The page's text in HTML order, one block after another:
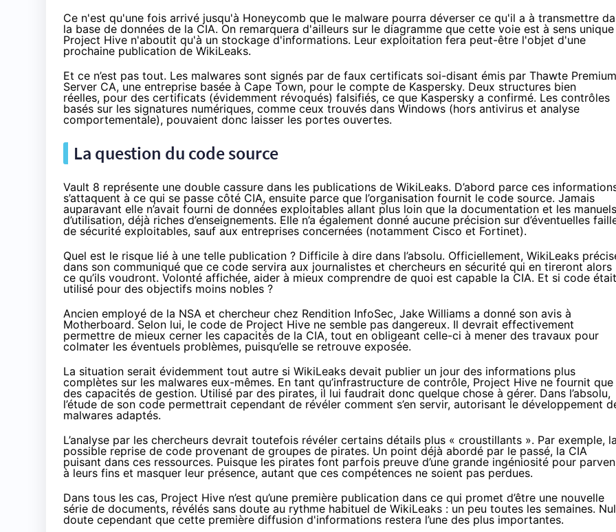
Ce n'est qu'une fois arrivé jusqu'à Honeycomb que le malware pourra déverser ce qu'il a à transmettre
la base de données de la CIA. On remarquera d'ailleurs sur le diagramme que cette voie est à sens unique
Project Hive n'aboutit qu'à un stockage d'informations. Leur exploitation fera peut-être l'objet d'une
prochaine publication de WikiLeaks.
Et ce n’est pas tout. Les malwares sont signés par de faux certificats soi-disant émis par Thawte Premium
Server CA, une entreprise basée à Cape Town, pour le compte de Kaspersky. Deux structures bien
réelles, pour des certificats (évidemment révoqués) falsifiés, ce que Kaspersky a confirmé. Les contrôles
basés sur les signatures numériques, comme ceux trouvés dans Windows (hors antivirus et analyse
comportementale), pouvaient donc laisser les portes ouvertes.
La question du code source
Vault 8 représente une double cassure dans les publications de WikiLeaks. D’abord parce ces
s’attaquent à ce qui se passe côté CIA, ensuite parce que l’organisation fournit le code source. Jamais
auparavant elle n’avait fourni de données exploitables allant plus loin que la documentation et les manuels
d’utilisation, déjà riches d’enseignements. Elle n’a également donné aucune précision sur d’éventuelles
de sécurité exploitables, sauf aux entreprises concernées (notamment Cisco et Fortinet).
Quel est le risque lié à une telle publication ? Difficile à dire dans l’absolu. Officiellement, WikiLeaks
dans son communiqué que ce code servira aux journalistes et chercheurs en sécurité qui en tireront alors
ce qu’ils voudront. Volonté affichée, aider à mieux comprendre de quoi est capable la CIA. Et si code était
utilisé pour des objectifs moins nobles ?
Ancien employé de la NSA et chercheur chez Rendition InfoSec, Jake Williams a donné son avis à
Motherboard. Selon lui, le code de Project Hive ne semble pas dangereux. Il devrait effectivement
permettre de mieux cerner les capacités de la CIA, tout en obligeant celle-ci à mener des travaux pour
colmater les éventuels problèmes, puisqu’elle se retrouve exposée.
La situation serait évidemment tout autre si WikiLeaks devait publier un jour des informations plus
complètes sur les malwares eux-mêmes. En tant qu’infrastructure de contrôle, Project Hive ne fournit que
des capacités de gestion. Utilisé par des pirates, il lui faudrait donc quelque chose à gérer. Dans l’absolu,
l’étude de son code permettrait cependant de révéler comment s’en servir, autorisant le développement
malwares adaptés.
L’analyse par les chercheurs devrait toutefois révéler certains détails plus « croustillants ». Par exemple,
possible reprise de code provenant de groupes de pirates. Un point déjà abordé par le passé, la CIA
puisant dans ces ressources. Puisque les pirates font parfois preuve d’une grande ingéniosité pour
à leurs fins et masquer leur présence, autant que ces compétences ne soient pas perdues.
Dans tous les cas, Project Hive n’est qu’une première publication dans ce qui promet d’être une nouvelle
série de documents, révélés sans doute au rythme habituel de WikiLeaks : un peu toutes les semaines. Nul
doute cependant que cette première diffusion d'informations restera l’une des plus importantes.